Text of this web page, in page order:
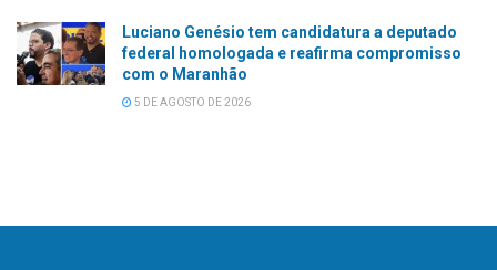
Luciano Genésio tem candidatura a deputado
federal homologada e reafirma compromisso
com o Maranhão
5 DE AGOSTO DE 2026